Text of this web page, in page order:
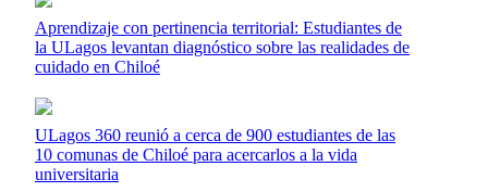
Aprendizaje con pertinencia territorial: Estudiantes de
la ULagos levantan diagnóstico sobre las realidades de
cuidado en Chiloé
ULagos 360 reunió a cerca de 900 estudiantes de las
10 comunas de Chiloé para acercarlos a la vida
universitaria